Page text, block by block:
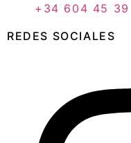
+34 604 45 39
REDES SOCIALES